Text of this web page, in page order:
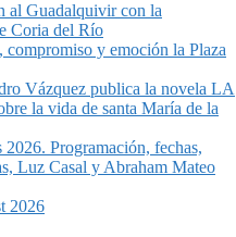
al Guadalquivir con la
Coria del Río
compromiso y emoción la Plaza
Vázquez publica la novela LA
la vida de santa María de la
Programación, fechas,
Luz Casal y Abraham Mateo
2026